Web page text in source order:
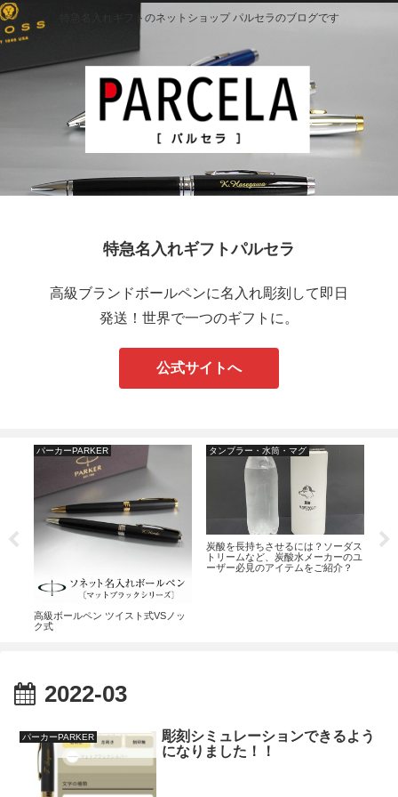
特急名入れギフトのネットショップ パルセラのブログです
特急名入れギフトパルセラ
高級ブランドボールペンに名入れ彫刻して即日
発送！世界で一つのギフトに。
公式サイトへ
と
パーカーPARKER
高級ボールペン ツイスト式VSノッ
ク式
タンブラー・水筒・マグ
炭酸を長持ちさせるには？ソーダス
トリームなど、炭酸水メーカーのユ
ーザー必見のアイテムをご紹介？
ジ
2022-03
パーカーPARKER
彫刻シミュレーションできるよう
になりました！！